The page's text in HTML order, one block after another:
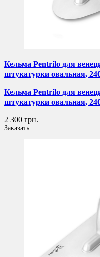
Кельма Pentrilo для
штукатурки овальная,
Кельма Pentrilo для
штукатурки овальная,
2 300 грн.
Заказать